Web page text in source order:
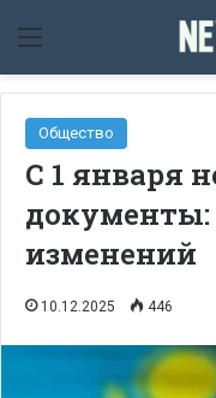
Мәзір
Общество
С 1 января
изменений
10.12.2025 446